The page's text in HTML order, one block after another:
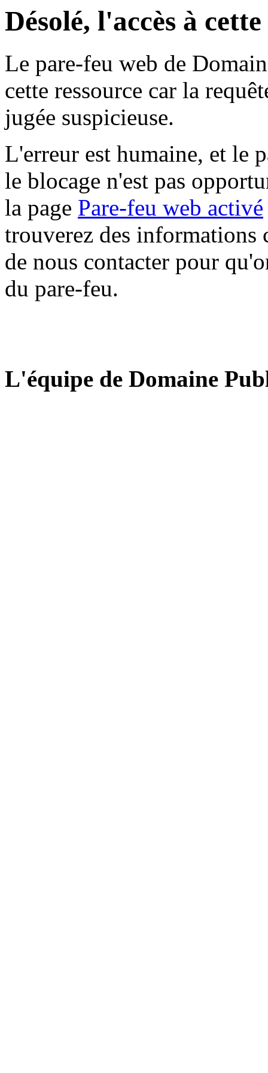
Désolé, l'accès à
Le pare-feu web de
cette ressource car la
jugée suspicieuse.
L'erreur est humaine, et le
le blocage n'est pas
la page Pare-feu web activé
trouverez des informations
de nous contacter pour
du pare-feu.
L'équipe de Domaine